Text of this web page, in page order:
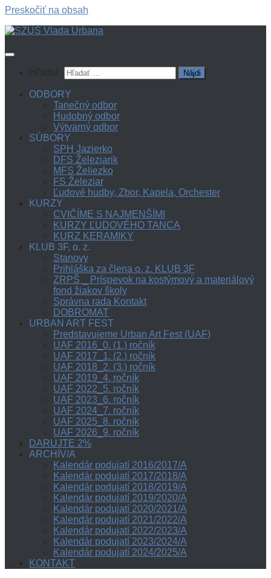
Preskočiť na obsah
ODBORY
Tanečný odbor
Hudobný odbor
Výtvarný odbor
SÚBORY
SPH Jazierko
DFS Železiarik
MFS Želiezko
FS Železiar
Ľudové hudby, Zbor, Kapela, Orchester
KURZY
CVIČÍME S NAJMENŠÍMI
KURZY ĽUDOVÉHO TANCA
KURZ KERAMIKY
KLUB 3F, o. z.
Stanovy
Prihláška za člena o. z. KLUB 3F
ZRPŠ _ Príspevok na kostýmový a materiálový
fond žiakov školy
Správna rada Kontakt
DOBROMAT
URBAN ART FEST
Predstavujeme Urban Art Fest (UAF)
UAF 2016_0. (1.) ročník
UAF 2017_1. (2.) ročník
UAF 2018_2. (3.) ročník
UAF 2019_4. ročník
UAF 2022_5. ročník
UAF 2023_6. ročník
UAF 2024_7. ročník
UAF 2025_8. ročník
UAF 2026_9. ročník
DARUJTE 2%
ARCHÍV/A
Kalendár podujatí 2016/2017/A
Kalendár podujatí 2017/2018/A
Kalendár podujatí 2018/2019/A
Kalendár podujatí 2019/2020/A
Kalendár podujatí 2020/2021/A
Kalendár podujatí 2021/2022/A
Kalendár podujatí 2022/2023/A
Kalendár podujatí 2023/2024/A
Kalendár podujatí 2024/2025/A
KONTAKT